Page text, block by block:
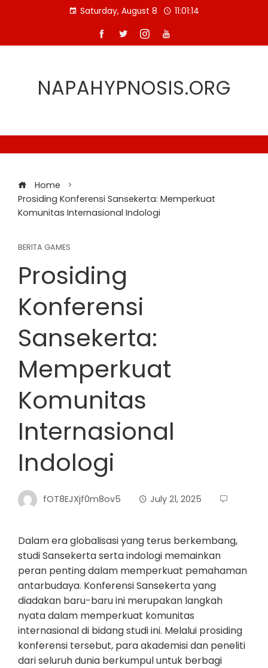
Saturday, August 8 11:01:14
NAPAHYPNOSIS.ORG
Home
Prosiding Konferensi Sansekerta: Memperkuat
Komunitas Internasional Indologi
BERITA GAMES
Prosiding
Konferensi
Sansekerta:
Memperkuat
Komunitas
Internasional
Indologi
fOT8EJXjf0m8ov5 July 21, 2025
Dalam era globalisasi yang terus berkembang,
studi Sansekerta serta indologi memainkan
peran penting dalam memperkuat pemahaman
antarbudaya. Konferensi Sansekerta yang
diadakan baru-baru ini merupakan langkah
nyata dalam memperkuat komunitas
internasional di bidang studi ini. Melalui prosiding
konferensi tersebut, para akademisi dan peneliti
dari seluruh dunia berkumpul untuk berbagi